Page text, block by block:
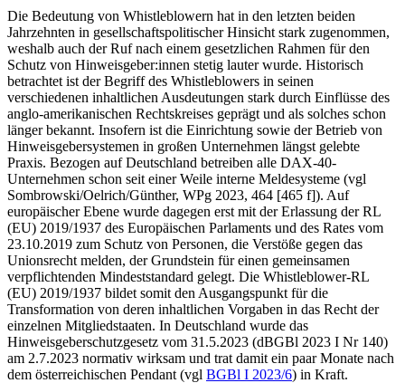
Die Bedeutung von Whistleblowern hat in den letzten beiden
Jahrzehnten in gesellschaftspolitischer Hinsicht stark zugenommen,
weshalb auch der Ruf nach einem gesetzlichen Rahmen für den
Schutz von Hinweisgeber:innen stetig lauter wurde. Historisch
betrachtet ist der Begriff des Whistleblowers in seinen
verschiedenen inhaltlichen Ausdeutungen stark durch Einflüsse des
anglo-amerikanischen Rechtskreises geprägt und als solches schon
länger bekannt. Insofern ist die Einrichtung sowie der Betrieb von
Hinweisgebersystemen in großen Unternehmen längst gelebte
Praxis. Bezogen auf Deutschland betreiben alle DAX-40-
Unternehmen schon seit einer Weile interne Meldesysteme (vgl
Sombrowski/Oelrich/Günther, WPg 2023, 464 [465 f]). Auf
europäischer Ebene wurde dagegen erst mit der Erlassung der RL
(EU) 2019/1937 des Europäischen Parlaments und des Rates vom
23.10.2019 zum Schutz von Personen, die Verstöße gegen das
Unionsrecht melden, der Grundstein für einen gemeinsamen
verpflichtenden Mindeststandard gelegt. Die Whistleblower-RL
(EU) 2019/1937 bildet somit den Ausgangspunkt für die
Transformation von deren inhaltlichen Vorgaben in das Recht der
einzelnen Mitgliedstaaten. In Deutschland wurde das
Hinweisgeberschutzgesetz vom 31.5.2023 (dBGBl 2023 I Nr 140)
am 2.7.2023 normativ wirksam und trat damit ein paar Monate nach
dem österreichischen Pendant (vgl BGBl I 2023/6) in Kraft.